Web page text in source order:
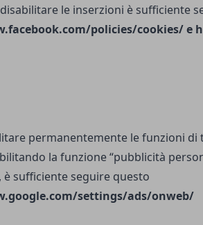
le inserzioni è sufficiente
policies/cookies/e
permanentemente le funzioni di
la funzione “pubblicità
è sufficiente seguire questo
settings/ads/onweb/